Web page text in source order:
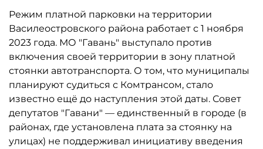
Режим платной парковки на территории
Василеостровского района работает с 1 ноября
2023 года. МО "Гавань" выступало против
включения своей территории в зону платной
стоянки автотранспорта. О том, что муниципалы
планируют судиться с Комтрансом, стало
известно ещё до наступления этой даты. Совет
депутатов "Гавани" — единственный в городе (в
районах, где установлена плата за стоянку на
улицах) не поддерживал инициативу введения